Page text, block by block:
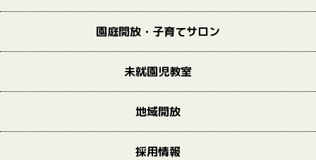
園庭開放・子育てサロン
未就園児教室
地域開放
採用情報